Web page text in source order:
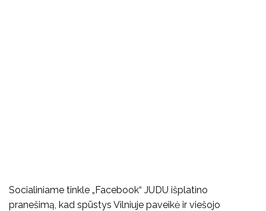
Socialiniame tinkle „Facebook“ JUDU išplatino
pranešimą, kad spūstys Vilniuje paveikė ir viešojo